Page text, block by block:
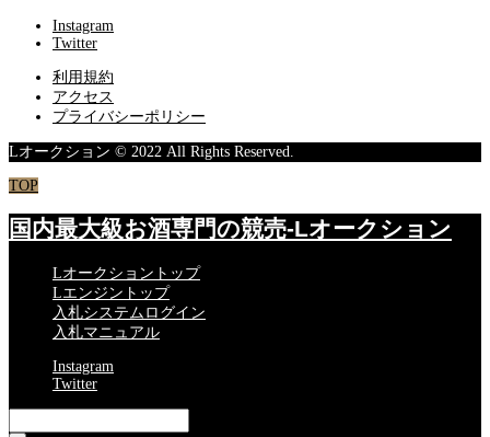
Instagram
Twitter
利用規約
アクセス
プライバシーポリシー
Lオークション © 2022 All Rights Reserved.
TOP
国内最大級お酒専門の競売-Lオークション
Lオークショントップ
Lエンジントップ
入札システムログイン
入札マニュアル
Instagram
Twitter